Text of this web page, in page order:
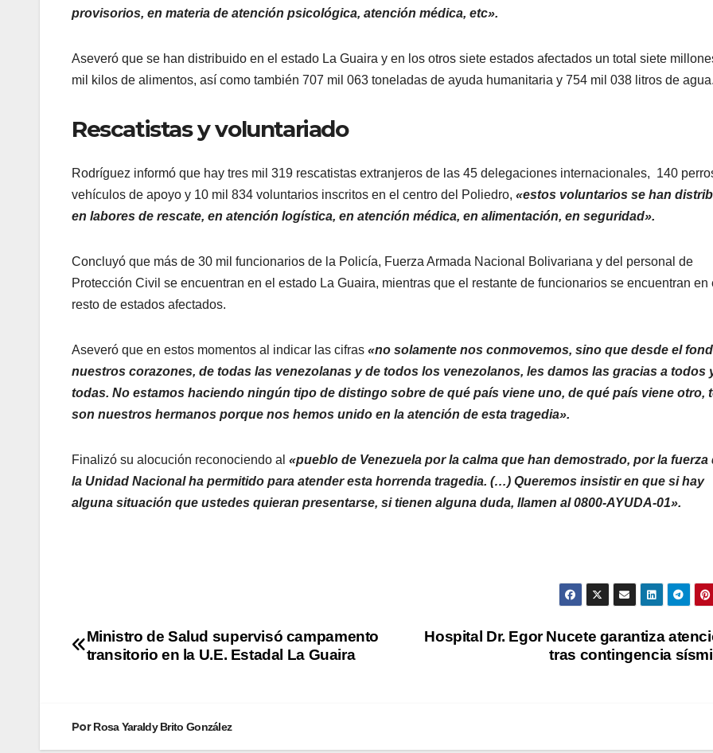
provisorios, en materia de atención psicológica, atención médica, etc».
Aseveró que se han distribuido en el estado La Guaira y en los otros siete estados afectados un total siete
mil kilos de alimentos, así como también 707 mil 063 toneladas de ayuda humanitaria y 754 mil 038 litros de
Rescatistas y voluntariado
Rodríguez informó que hay tres mil 319 rescatistas extranjeros de las 45 delegaciones internacionales, 140
vehículos de apoyo y 10 mil 834 voluntarios inscritos en el centro del Poliedro, «estos voluntarios se han
en labores de rescate, en atención logística, en atención médica, en alimentación, en seguridad».
Concluyó que más de 30 mil funcionarios de la Policía, Fuerza Armada Nacional Bolivariana y del personal de
Protección Civil se encuentran en el estado La Guaira, mientras que el restante de funcionarios se encuentran en
resto de estados afectados.
Aseveró que en estos momentos al indicar las cifras «no solamente nos conmovemos, sino que desde el
nuestros corazones, de todas las venezolanas y de todos los venezolanos, les damos las gracias a todos
todas. No estamos haciendo ningún tipo de distingo sobre de qué país viene uno, de qué país viene otro,
son nuestros hermanos porque nos hemos unido en la atención de esta tragedia».
Finalizó su alocución reconociendo al «pueblo de Venezuela por la calma que han demostrado, por la fuerza
la Unidad Nacional ha permitido para atender esta horrenda tragedia. (…) Queremos insistir en que si hay
alguna situación que ustedes quieran presentarse, si tienen alguna duda, llamen al 0800-AYUDA-01».
Hospital Dr. Egor Nucete garantiza
tras contingencia
Ministro de Salud supervisó campamento
transitorio en la U.E. Estadal La Guaira
PorRosa Yaraldy Brito González